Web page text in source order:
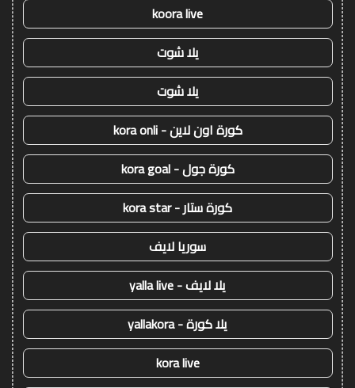
koora live
يلا شوت
يلا شوت
كورة اون لاين - kora onli
كورة جول - kora goal
كورة ستار - kora star
سوريا لايف
يلا لايف - yalla live
يلا كورة - yallakora
kora live